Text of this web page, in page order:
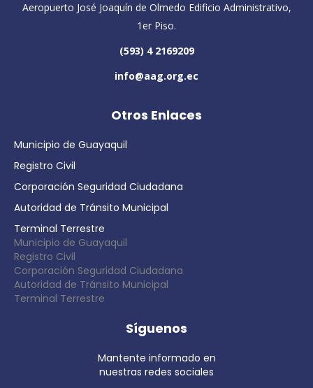
Aeropuerto José Joaquín de Olmedo Edificio Administrativo,
1er Piso.
(593) 4 2169209
info@aag.org.ec
Otros Enlaces
Municipio de Guayaquil
Registro Civil
Corporación Seguridad Ciudadana
Autoridad de Tránsito Municipal
Terminal Terrestre
Municipio de Guayaquil
Registro Civil
Corporación Seguridad Ciudadana
Autoridad de Tránsito Municipal
Terminal Terrestre
Síguenos
Mantente informado en
nuestras redes sociales